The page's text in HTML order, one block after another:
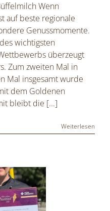
Wenn
auf beste regionale
Genussmomente.
wichtigsten
überzeugt
Zum zweiten Mal in
Mal insgesamt wurde
dem Goldenen
bleibt die [...]
Weiterlesen